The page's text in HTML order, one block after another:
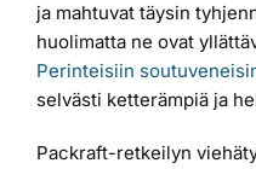
ja mahtuvat täysin
huolimatta ne ovat
Perinteisiin
selvästi ketterämpiä ja
Packraft-retkeilyn